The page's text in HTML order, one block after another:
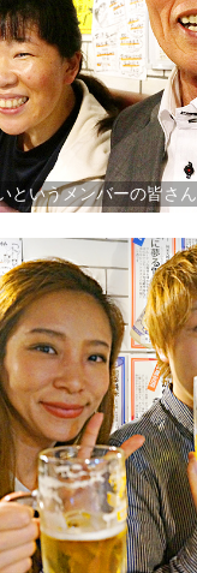
というメンバーの皆さん